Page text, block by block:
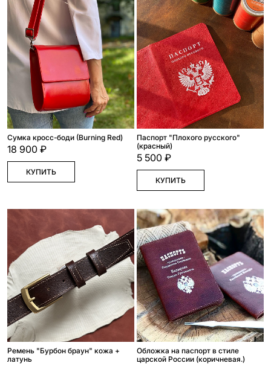
Сумка кросс-боди (Burning Red)
18 900 ₽
КУПИТЬ
Паспорт "Плохого русского"
(красный)
5 500 ₽
КУПИТЬ
Ремень "Бурбон браун" кожа +
латунь
Обложка на паспорт в стиле
царской России (коричневая.)